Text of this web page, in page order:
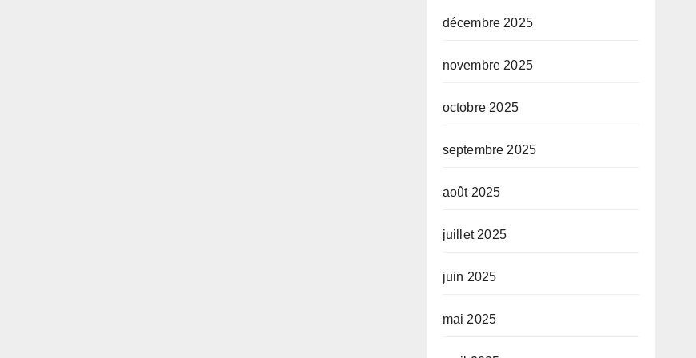
décembre 2025
novembre 2025
octobre 2025
septembre 2025
août 2025
juillet 2025
juin 2025
mai 2025